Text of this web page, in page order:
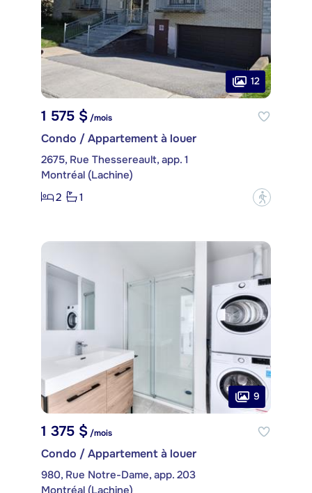
12
1 575 $ /mois
Condo / Appartement à louer
2675, Rue Thessereault, app. 1
Montréal (Lachine)
2
1 ?
9
1 375 $/mois
Condo / Appartement à louer
980, Rue Notre-Dame, app. 203